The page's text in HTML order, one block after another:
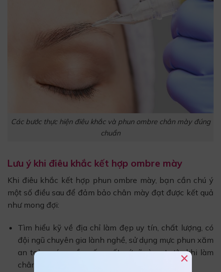
Các bước thực hiện điêu khắc và phun ombre chân mày đúng
chuẩn
Lưu ý khi điêu khắc kết hợp ombre mày
Khi điêu khắc kết hợp phun ombre mày, bạn cần chú ý
một số điều sau để đảm bảo chân mày đạt được kết quả
như mong đợi:
Tìm hiểu kỹ về địa chỉ làm đẹp uy tín, chất lượng, có
đội ngũ chuyên gia lành nghề, sử dụng mực phun xăm
an toàn, có nguồn gốc xuất xứ rõ ràng trước khi làm
chân mày.
×